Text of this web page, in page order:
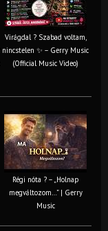
Virágdal ? Szabad voltam,
nincstelen ✨ – Gerry Music
(Official Music Video)
Régi nóta ? – „Holnap
megváltozom…” | Gerry
Music